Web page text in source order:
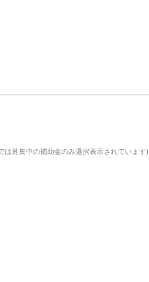
は募集中の補助金のみ選択表示されています)